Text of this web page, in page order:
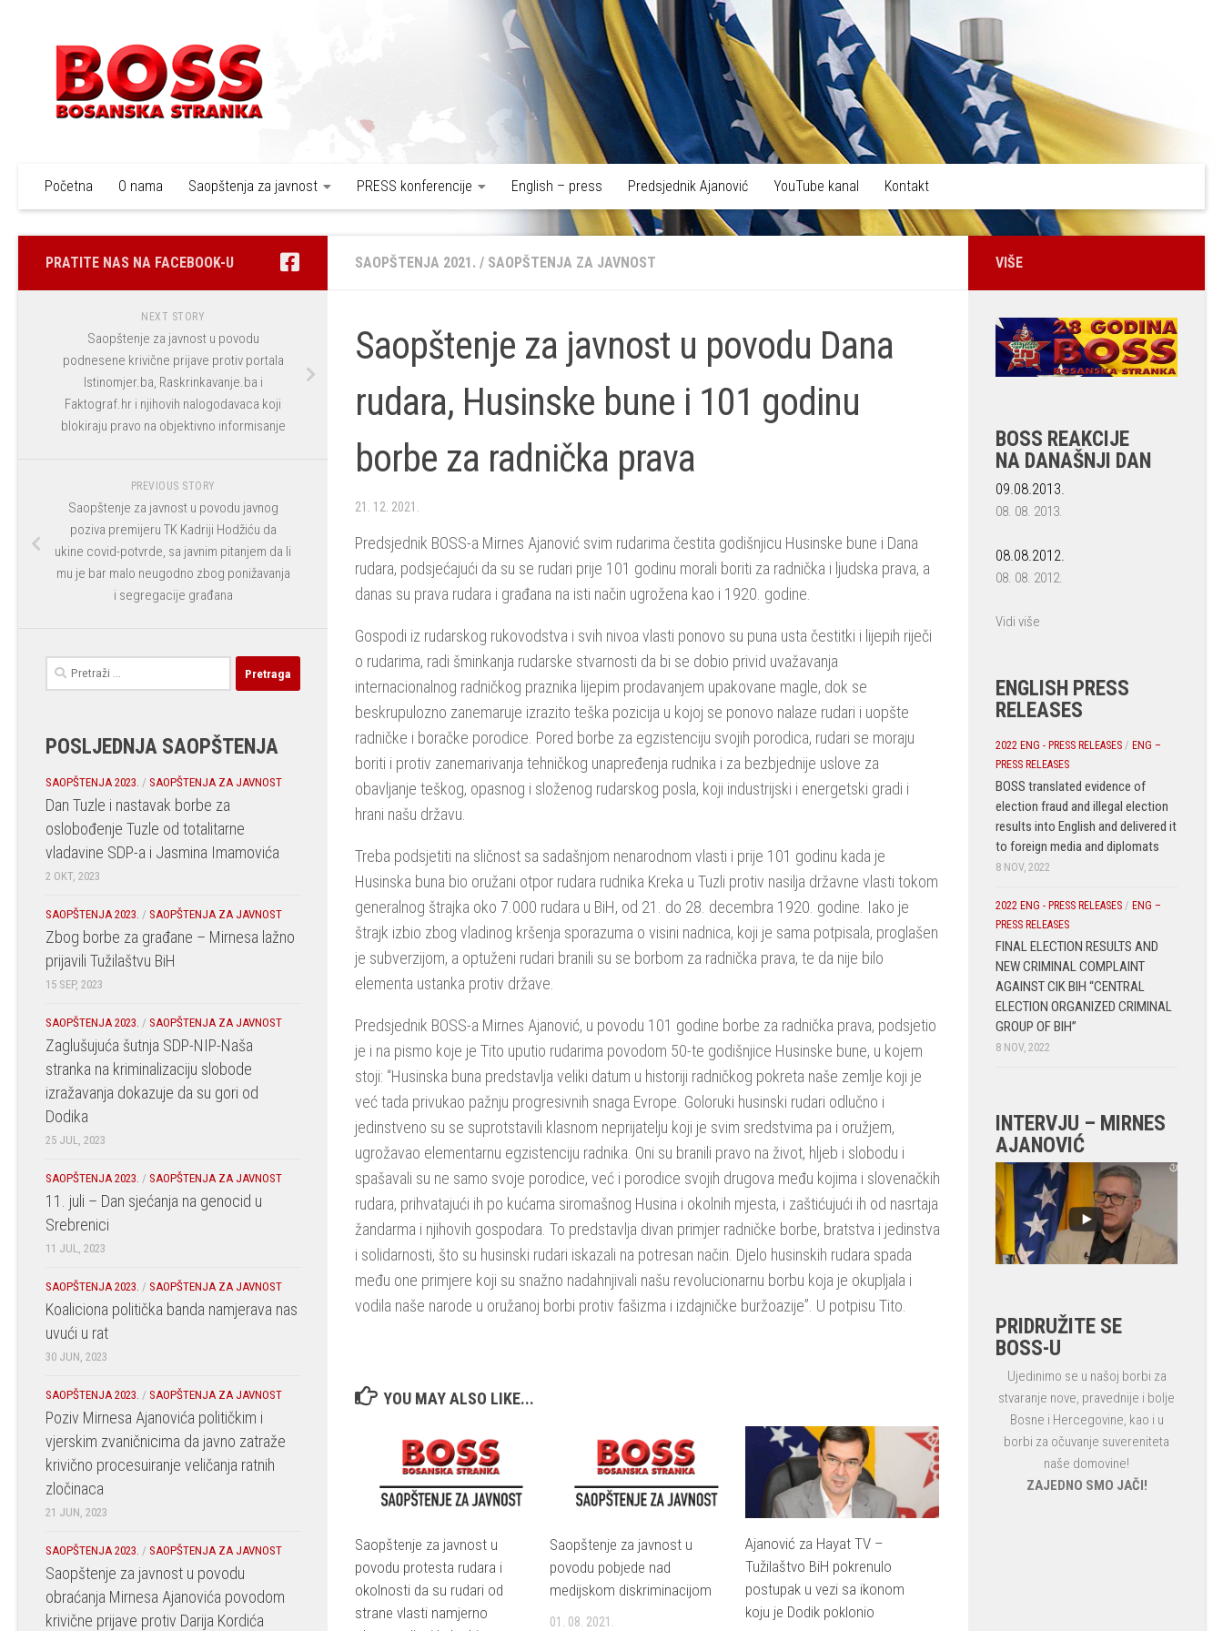
Početna O nama Saopštenja za javnost PRESS konferencije English – press Predsjednik Ajanović YouTube kanal Kontakt
SAOPŠTENJA 2021. / SAOPŠTENJA ZA JAVNOST
Saopštenje za javnost u povodu Dana
rudara, Husinske bune i 101 godinu
borbe za radnička prava
21. 12. 2021.
Predsjednik BOSS-a Mirnes Ajanović svim rudarima čestita godišnjicu Husinske bune i Dana
rudara, podsjećajući da su se rudari prije 101 godinu morali boriti za radnička i ljudska prava, a
danas su prava rudara i građana na isti način ugrožena kao i 1920. godine.
Gospodi iz rudarskog rukovodstva i svih nivoa vlasti ponovo su puna usta čestitki i lijepih riječi
o rudarima, radi šminkanja rudarske stvarnosti da bi se dobio privid uvažavanja
internacionalnog radničkog praznika lijepim prodavanjem upakovane magle, dok se
beskrupulozno zanemaruje izrazito teška pozicija u kojoj se ponovo nalaze rudari i uopšte
radničke i boračke porodice. Pored borbe za egzistenciju svojih porodica, rudari se moraju
boriti i protiv zanemarivanja tehničkog unapređenja rudnika i za bezbjednije uslove za
obavljanje teškog, opasnog i složenog rudarskog posla, koji industrijski i energetski gradi i
hrani našu državu.
Treba podsjetiti na sličnost sa sadašnjom nenarodnom vlasti i prije 101 godinu kada je
Husinska buna bio oružani otpor rudara rudnika Kreka u Tuzli protiv nasilja državne vlasti tokom
generalnog štrajka oko 7.000 rudara u BiH, od 21. do 28. decembra 1920. godine. Iako je
štrajk izbio zbog vladinog kršenja sporazuma o visini nadnica, koji je sama potpisala, proglašen
je subverzijom, a optuženi rudari branili su se borbom za radnička prava, te da nije bilo
elementa ustanka protiv države.
Predsjednik BOSS-a Mirnes Ajanović, u povodu 101 godine borbe za radnička prava, podsjetio
je i na pismo koje je Tito uputio rudarima povodom 50-te godišnjice Husinske bune, u kojem
stoji: “Husinska buna predstavlja veliki datum u historiji radničkog pokreta naše zemlje koji je
već tada privukao pažnju progresivnih snaga Evrope. Goloruki husinski rudari odlučno i
jedinstveno su se suprotstavili klasnom neprijatelju koji je svim sredstvima pa i oružjem,
ugrožavao elementarnu egzistenciju radnika. Oni su branili pravo na život, hljeb i slobodu i
spašavali su ne samo svoje porodice, već i porodice svojih drugova među kojima i slovenačkih
rudara, prihvatajući ih po kućama siromašnog Husina i okolnih mjesta, i zaštićujući ih od nasrtaja
žandarma i njihovih gospodara. To predstavlja divan primjer radničke borbe, bratstva i jedinstva
i solidarnosti, što su husinski rudari iskazali na potresan način. Djelo husinskih rudara spada
među one primjere koji su snažno nadahnjivali našu revolucionarnu borbu koja je okupljala i
vodila naše narode u oružanoj borbi protiv fašizma i izdajničke buržoazije”. U potpisu Tito.
YOU MAY ALSO LIKE...
Saopštenje za javnost u
povodu protesta rudara i
okolnosti da su rudari od
strane vlasti namjerno
Saopštenje za javnost u
povodu pobjede nad
medijskom diskriminacijom
01. 08. 2021.
Ajanović za Hayat TV –
Tužilaštvo BiH pokrenulo
postupak u vezi sa ikonom
koju je Dodik poklonio
PRATITE NAS NA FACEBOOK-U
NEXT STORY
Saopštenje za javnost u povodu
podnesene krivične prijave protiv portala
Istinomjer.ba, Raskrinkavanje.ba i
Faktograf.hr i njihovih nalogodavaca koji
blokiraju pravo na objektivno informisanje
PREVIOUS STORY
Saopštenje za javnost u povodu javnog
poziva premijeru TK Kadriji Hodžiću da
ukine covid-potvrde, sa javnim pitanjem da li
mu je bar malo neugodno zbog ponižavanja
i segregacije građana
Pretraga:
POSLJEDNJA SAOPŠTENJA
SAOPŠTENJA 2023. / SAOPŠTENJA ZA JAVNOST
Dan Tuzle i nastavak borbe za
oslobođenje Tuzle od totalitarne
vladavine SDP-a i Jasmina Imamovića
2 OKT, 2023
SAOPŠTENJA 2023. / SAOPŠTENJA ZA JAVNOST
Zbog borbe za građane – Mirnesa lažno
prijavili Tužilaštvu BiH
15 SEP, 2023
SAOPŠTENJA 2023. / SAOPŠTENJA ZA JAVNOST
Zaglušujuća šutnja SDP-NIP-Naša
stranka na kriminalizaciju slobode
izražavanja dokazuje da su gori od
Dodika
25 JUL, 2023
SAOPŠTENJA 2023. / SAOPŠTENJA ZA JAVNOST
11. juli – Dan sjećanja na genocid u
Srebrenici
11 JUL, 2023
SAOPŠTENJA 2023. / SAOPŠTENJA ZA JAVNOST
Koaliciona politička banda namjerava nas
uvući u rat
30 JUN, 2023
SAOPŠTENJA 2023. / SAOPŠTENJA ZA JAVNOST
Poziv Mirnesa Ajanovića političkim i
vjerskim zvaničnicima da javno zatraže
krivično procesuiranje veličanja ratnih
zločinaca
21 JUN, 2023
SAOPŠTENJA 2023. / SAOPŠTENJA ZA JAVNOST
Saopštenje za javnost u povodu
obraćanja Mirnesa Ajanovića povodom
krivične prijave protiv Darija Kordića
VIŠE
BOSS REAKCIJE
NA DANAŠNJI DAN
09.08.2013.
08. 08. 2013.
08.08.2012.
08. 08. 2012.
Vidi više
ENGLISH PRESS
RELEASES
2022 ENG - PRESS RELEASES / ENG –
PRESS RELEASES
BOSS translated evidence of
election fraud and illegal election
results into English and delivered it
to foreign media and diplomats
8 NOV, 2022
2022 ENG - PRESS RELEASES / ENG –
PRESS RELEASES
FINAL ELECTION RESULTS AND
NEW CRIMINAL COMPLAINT
AGAINST CIK BIH “CENTRAL
ELECTION ORGANIZED CRIMINAL
GROUP OF BIH”
8 NOV, 2022
INTERVJU – MIRNES
AJANOVIĆ
PRIDRUŽITE SE
BOSS-U
Ujedinimo se u našoj borbi za
stvaranje nove, pravednije i bolje
Bosne i Hercegovine, kao i u
borbi za očuvanje suvereniteta
naše domovine!
ZAJEDNO SMO JAČI!